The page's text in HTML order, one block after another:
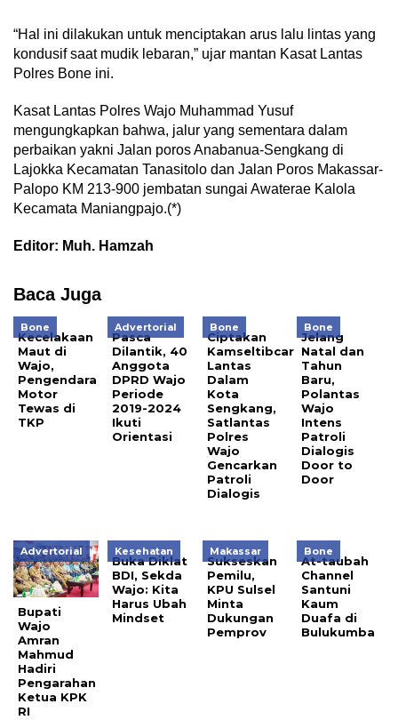
“Hal ini dilakukan untuk menciptakan arus lalu lintas yang
kondusif saat mudik lebaran,” ujar mantan Kasat Lantas
Polres Bone ini.
Kasat Lantas Polres Wajo Muhammad Yusuf
mengungkapkan bahwa, jalur yang sementara dalam
perbaikan yakni Jalan poros Anabanua-Sengkang di
Lajokka Kecamatan Tanasitolo dan Jalan Poros Makassar-
Palopo KM 213-900 jembatan sungai Awaterae Kalola
Kecamata Maniangpajo.(*)
Editor: Muh. Hamzah
Baca Juga
Bone
Kecelakaan
Maut di
Wajo,
Pengendara
Motor
Tewas di
TKP
Advertorial
Pasca
Dilantik, 40
Anggota
DPRD Wajo
Periode
2019-2024
Ikuti
Orientasi
Bone
Ciptakan
Kamseltibcar
Lantas
Dalam
Kota
Sengkang,
Satlantas
Polres
Wajo
Gencarkan
Patroli
Dialogis
Bone
Jelang
Natal dan
Tahun
Baru,
Polantas
Wajo
Intens
Patroli
Dialogis
Door to
Door
Advertorial
Bupati
Wajo
Amran
Mahmud
Hadiri
Pengarahan
Ketua KPK
RI
Kesehatan
Buka Diklat
BDI, Sekda
Wajo: Kita
Harus Ubah
Mindset
Makassar
Sukseskan
Pemilu,
KPU Sulsel
Minta
Dukungan
Pemprov
Bone
At-taubah
Channel
Santuni
Kaum
Duafa di
Bulukumba